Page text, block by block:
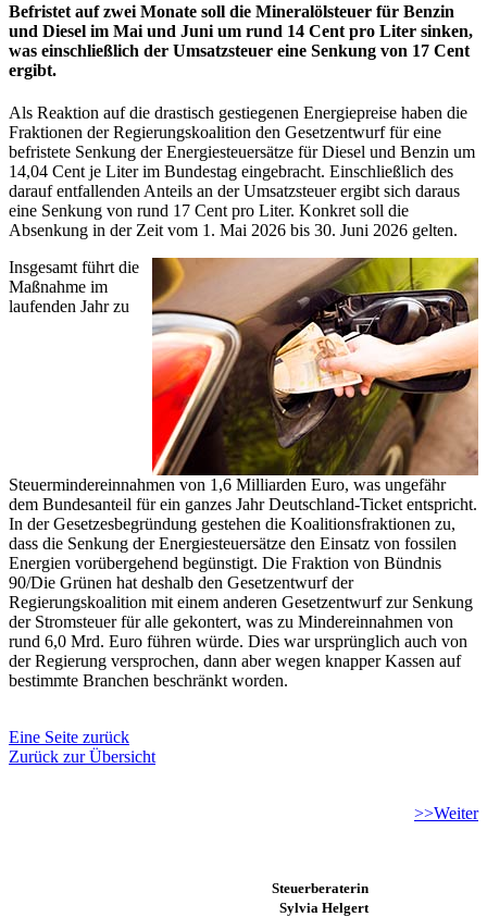
Befristet auf zwei Monate soll die Mineralölsteuer für Benzin
und Diesel im Mai und Juni um rund 14 Cent pro Liter sinken,
was einschließlich der Umsatzsteuer eine Senkung von 17 Cent
ergibt.
Als Reaktion auf die drastisch gestiegenen Energiepreise haben die
Fraktionen der Regierungskoalition den Gesetzentwurf für eine
befristete Senkung der Energiesteuersätze für Diesel und Benzin um
14,04 Cent je Liter im Bundestag eingebracht. Einschließlich des
darauf entfallenden Anteils an der Umsatzsteuer ergibt sich daraus
eine Senkung von rund 17 Cent pro Liter. Konkret soll die
Absenkung in der Zeit vom 1. Mai 2026 bis 30. Juni 2026 gelten.
Insgesamt führt die
Maßnahme im
laufenden Jahr zu
Steuermindereinnahmen von 1,6 Milliarden Euro, was ungefähr
dem Bundesanteil für ein ganzes Jahr Deutschland-Ticket entspricht.
In der Gesetzesbegründung gestehen die Koalitionsfraktionen zu,
dass die Senkung der Energiesteuersätze den Einsatz von fossilen
Energien vorübergehend begünstigt. Die Fraktion von Bündnis
90/Die Grünen hat deshalb den Gesetzentwurf der
Regierungskoalition mit einem anderen Gesetzentwurf zur Senkung
der Stromsteuer für alle gekontert, was zu Mindereinnahmen von
rund 6,0 Mrd. Euro führen würde. Dies war ursprünglich auch von
der Regierung versprochen, dann aber wegen knapper Kassen auf
bestimmte Branchen beschränkt worden.
Eine Seite zurück
Zurück zur Übersicht
>>Weiter
Steuerberaterin
Sylvia Helgert